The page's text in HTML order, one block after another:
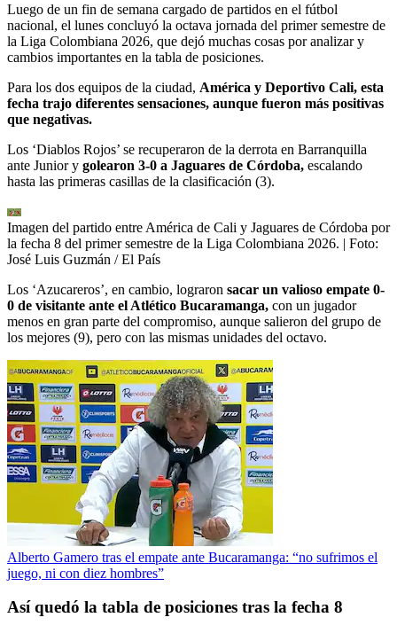
Luego de un fin de semana cargado de partidos en el fútbol
nacional, el lunes concluyó la octava jornada del primer semestre de
la Liga Colombiana 2026, que dejó muchas cosas por analizar y
cambios importantes en la tabla de posiciones.
Para los dos equipos de la ciudad, América y Deportivo Cali, esta
fecha trajo diferentes sensaciones, aunque fueron más positivas
que negativas.
Los ‘Diablos Rojos’ se recuperaron de la derrota en Barranquilla
ante Junior y golearon 3-0 a Jaguares de Córdoba, escalando
hasta las primeras casillas de la clasificación (3).
Imagen del partido entre América de Cali y Jaguares de Córdoba por
la fecha 8 del primer semestre de la Liga Colombiana 2026. | Foto:
José Luis Guzmán / El País
Los ‘Azucareros’, en cambio, lograron sacar un valioso empate 0-
0 de visitante ante el Atlético Bucaramanga, con un jugador
menos en gran parte del compromiso, aunque salieron del grupo de
los mejores (9), pero con las mismas unidades del octavo.
Alberto Gamero tras el empate ante Bucaramanga: “no sufrimos el
juego, ni con diez hombres”
Así quedó la tabla de posiciones tras la fecha 8